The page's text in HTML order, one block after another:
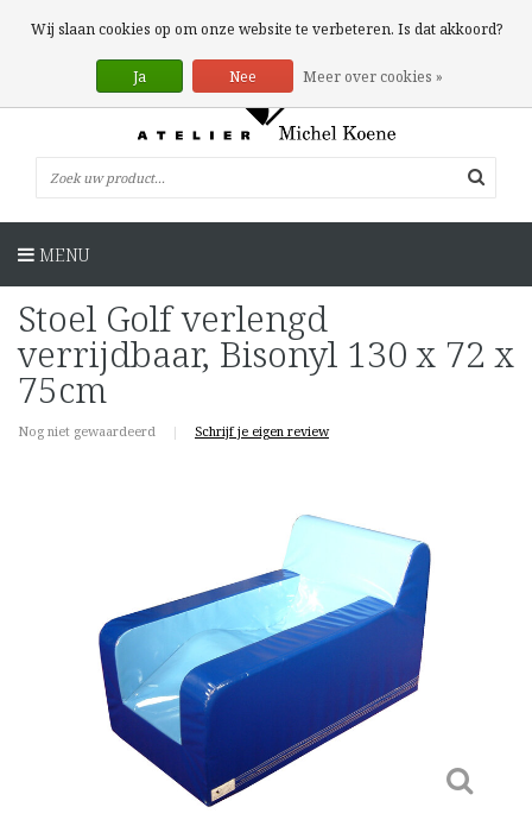
0 Artikelen
MENU
Stoel Golf verlengd
verrijdbaar, Bisonyl 130 x 72 x
75cm
Nog niet gewaardeerd | Schrijf je eigen review
Wij slaan cookies op om onze website te verbeteren. Is dat akkoord?
Ja Nee Meer over cookies »